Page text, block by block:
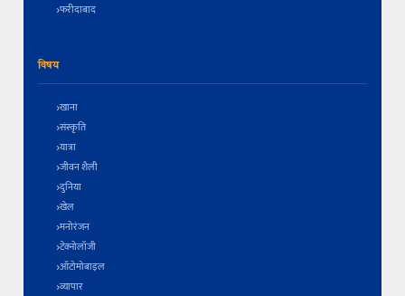
फरीदाबाद
विषय
खाना
संस्कृति
यात्रा
जीवन शैली
दुनिया
खेल
मनोरंजन
टेक्नोलॉजी
ऑटोमोबाइल
व्यापार